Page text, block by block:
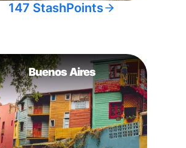
147 StashPoints
Buenos Aires